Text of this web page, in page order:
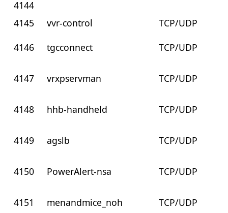
4144
4145
vvr-control
TCP/UDP
4146
tgcconnect TCP/UDP
4147 vrxpservman TCP/UDP
4148 hhb-handheld TCP/UDP
4149 agslb TCP/UDP
4150 PowerAlert-nsa TCP/UDP
4151 menandmice_noh TCP/UDP